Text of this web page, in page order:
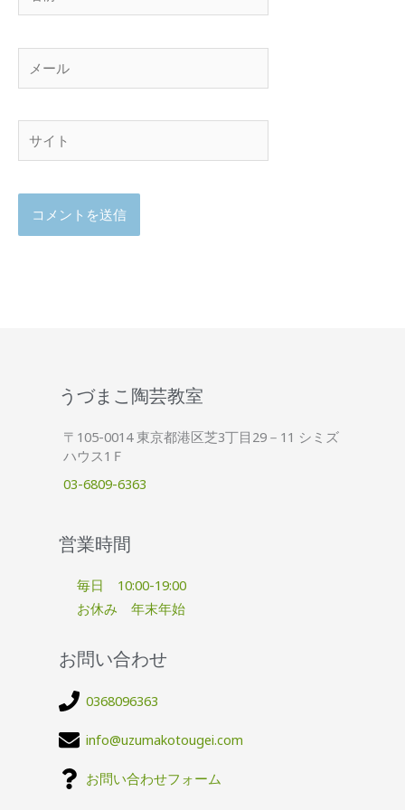
ー
ル
ト
うづまこ陶芸教室
〒105-0014 東京都港区芝3丁目29－11 シミズ
ハウス1Ｆ
03-6809-6363
営業時間
毎日 10:00-19:00
お休み 年末年始
お問い合わせ
0368096363
info@uzumakotougei.com
お問い合わせフォーム